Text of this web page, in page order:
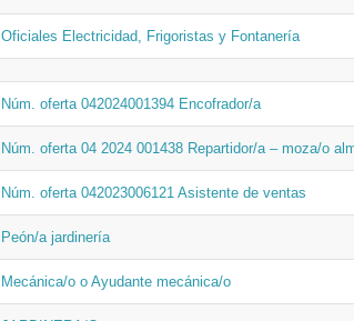
Oficiales Electricidad, Frigoristas y Fontanería
Núm. oferta 042024001394 Encofrador/a
Núm. oferta 04 2024 001438 Repartidor/a – moza/o
Núm. oferta 042023006121 Asistente de ventas
Peón/a jardinería
Mecánica/o o Ayudante mecánica/o